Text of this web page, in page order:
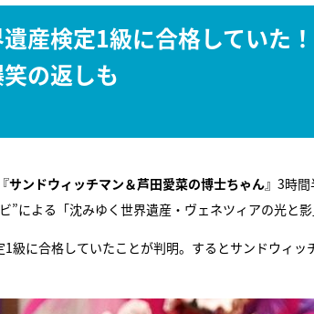
産検定1級に合格していた
の返しも
サンドウィッチマン＆芦田愛菜の博士ちゃん』3時間
”による「沈みゆく世界遺産・ヴェネツィアの光と影
1級に合格していたことが判明。するとサンドウィ